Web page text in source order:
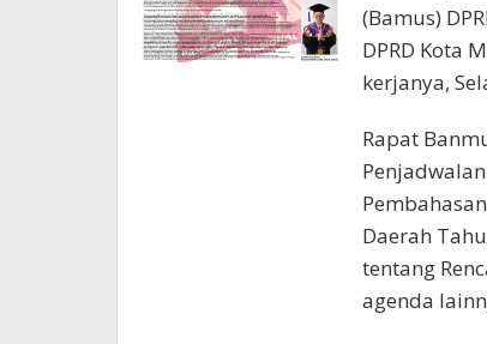
(Bamus)
DPRD Kota
kerjanya,
Rapat
Daerah
tentang
agenda